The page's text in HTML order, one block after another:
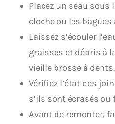
Placez un seau sous
cloche ou les
Laissez s’écouler
graisses et débris à
vieille brosse à dents.
Vérifiez l’état des
s’ils sont écrasés ou
Avant de remonter,